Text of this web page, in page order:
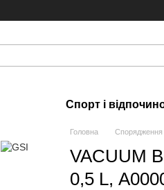
Спорт і
Головна Спорядження
VACUUM
0,5 L,